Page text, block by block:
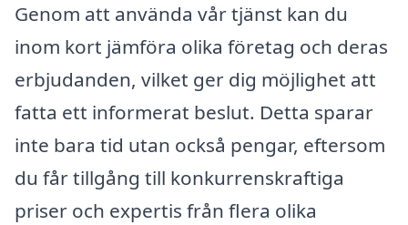
Genom att använda vår tjänst kan du
inom kort jämföra olika företag och deras
erbjudanden, vilket ger dig möjlighet att
fatta ett informerat beslut. Detta sparar
inte bara tid utan också pengar, eftersom
du får tillgång till konkurrenskraftiga
priser och expertis från flera olika